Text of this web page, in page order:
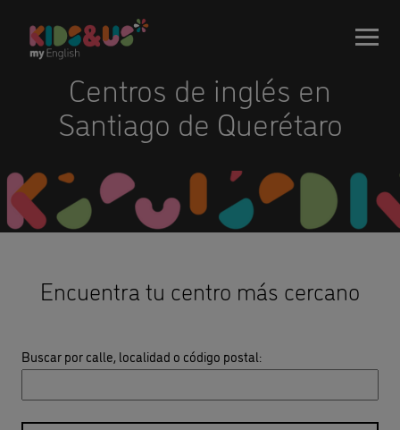
Centros de inglés en
Santiago de Querétaro
Encuentra tu centro más cercano
Buscar por calle, localidad o código postal: